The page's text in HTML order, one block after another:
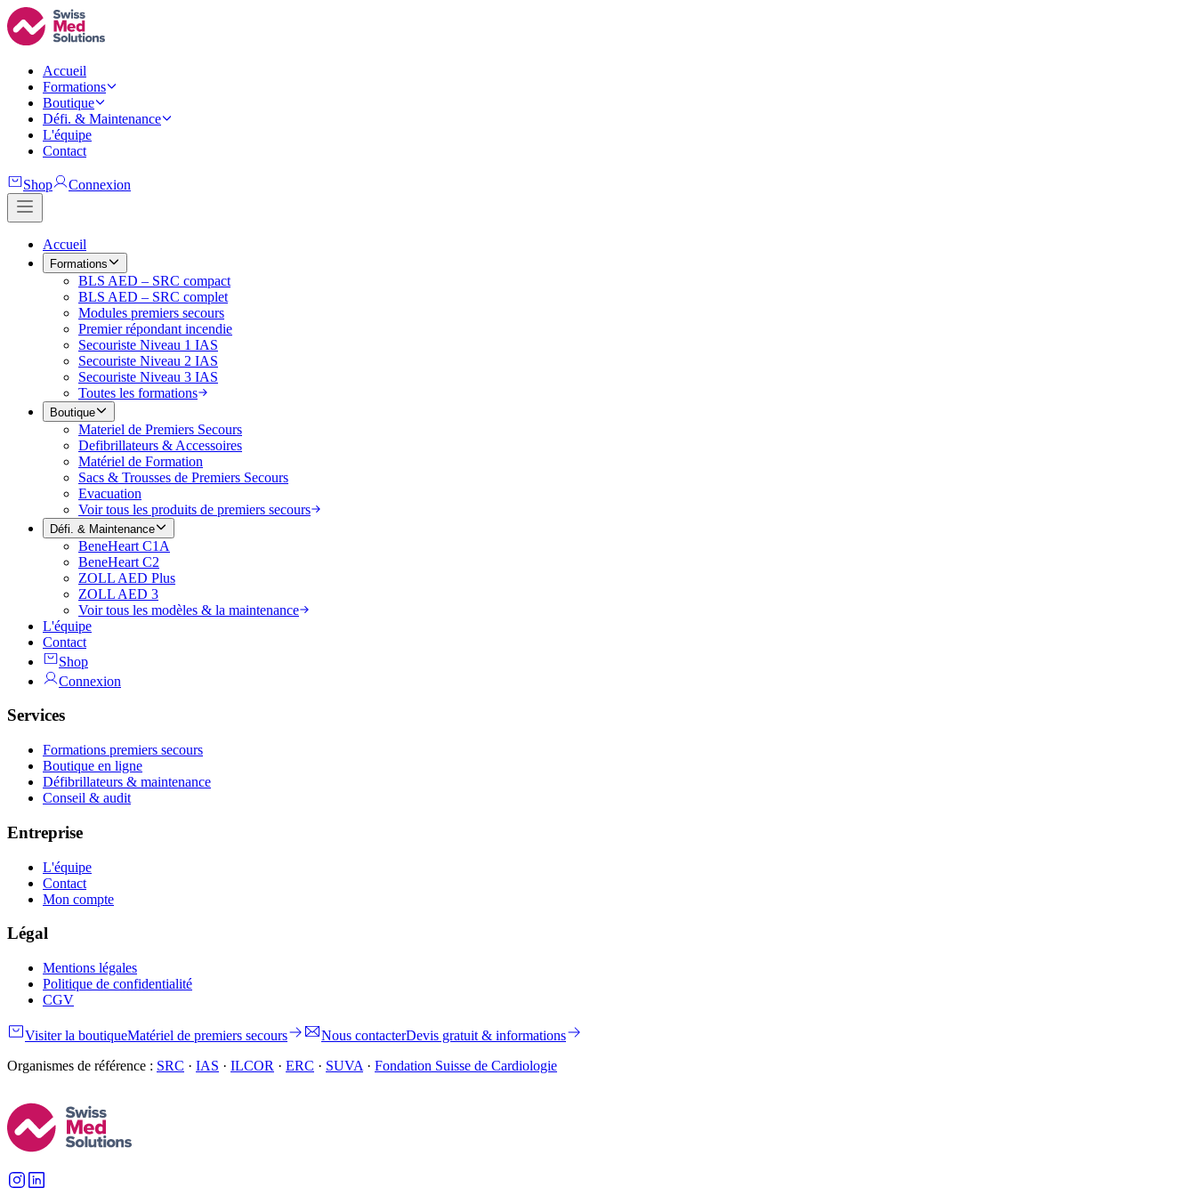
Accueil
Formations
Boutique
Défi. & Maintenance
L'équipe
Contact
Shop Connexion
Accueil
Formations
BLS AED – SRC compact
BLS AED – SRC complet
Modules premiers secours
Premier répondant incendie
Secouriste Niveau 1 IAS
Secouriste Niveau 2 IAS
Secouriste Niveau 3 IAS
Toutes les formations
Boutique
Materiel de Premiers Secours
Defibrillateurs & Accessoires
Matériel de Formation
Sacs & Trousses de Premiers Secours
Evacuation
Voir tous les produits de premiers secours
Défi. & Maintenance
BeneHeart C1A
BeneHeart C2
ZOLL AED Plus
ZOLL AED 3
Voir tous les modèles & la maintenance
L'équipe
Contact
Shop
Connexion
Services
Formations premiers secours
Boutique en ligne
Défibrillateurs & maintenance
Conseil & audit
Entreprise
L'équipe
Contact
Mon compte
Légal
Mentions légales
Politique de confidentialité
CGV
Visiter la boutiqueMatériel de premiers secours Nous contacterDevis gratuit & informations
Organismes de référence : SRC · IAS · ILCOR · ERC · SUVA · Fondation Suisse de Cardiologie